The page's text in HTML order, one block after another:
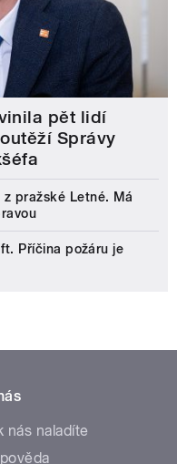
pět lidí
Správy
pražské Letné. Má
Příčina požáru je
nás naladíte